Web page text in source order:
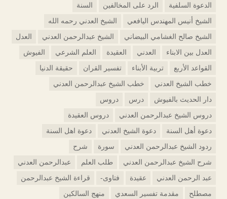
الدعوة السلفية
الرد على المخالفين
السنة
الشيخ أنيس المهندس اليافعي
الشيخ العدني رحمه الله
الشيخ صالح الغشامي البيضاني
الشيخ عبدالرحمن العدني
العدل
العدل بين الابناء
العدني العقيدة العلم الشرعي
الفيوش
القواعد الأربع
تربية الأبناء تفسير القران
حقيقة الدنيا
خطب الشيخ العدني
خطب الشيخ عبدالرحمن العدني
دار الحديث بالفيوش
درس
دروس
دروس الشيخ عبدالرحمن العدني
دروس العقيدة
دعوة أهل السنة
دعوة الشيخ العدني
دعوة اهل السنة
ردود الشيخ عبدالرحمن العدني
سورة
شرح
شرح الشيخ عبدالرحمن العدني
طلب العلم
عبدالرحمن العدني
عبد الرحمن العدني
عقيدة فتاوى-
قراءة الشيخ عبدالرحمن
مصطلح
مقدمة تفسير السعدي منهج السالكين